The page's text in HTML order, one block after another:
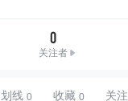
0
关注者
划线 收藏 关注